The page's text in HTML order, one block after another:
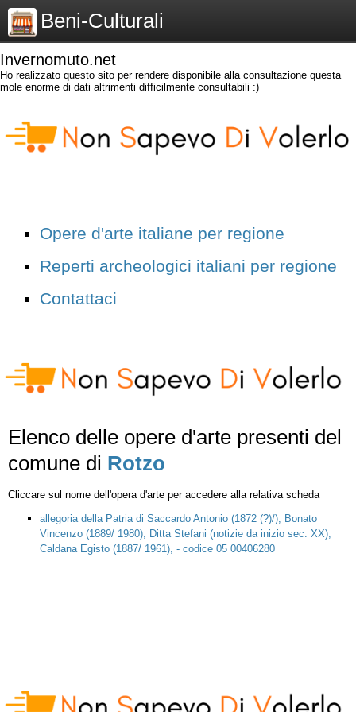
Beni-Culturali
Invernomuto.net
Ho realizzato questo sito per rendere disponibile alla consultazione questa
mole enorme di dati altrimenti difficilmente consultabili :)
Opere d'arte italiane per regione
Reperti archeologici italiani per regione
Contattaci
Elenco delle opere d'arte presenti del
comune di Rotzo
Cliccare sul nome dell'opera d'arte per accedere alla relativa scheda
allegoria della Patria di Saccardo Antonio (1872 (?)/), Bonato
Vincenzo (1889/ 1980), Ditta Stefani (notizie da inizio sec. XX),
Caldana Egisto (1887/ 1961), - codice 05 00406280